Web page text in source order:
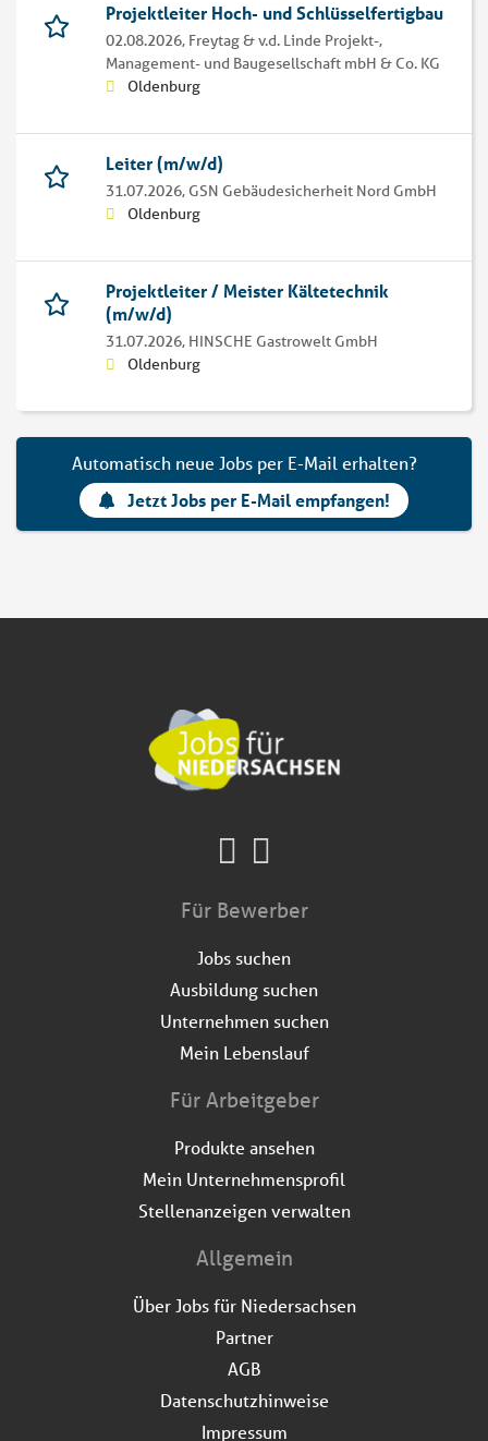
Projektleiter Hoch- und Schlüsselfertigbau
02.08.2026, Freytag & v.d. Linde Projekt-,
Management- und Baugesellschaft mbH & Co. KG
Oldenburg
Leiter (m/w/d)
31.07.2026, GSN Gebäudesicherheit Nord GmbH
Oldenburg
Projektleiter / Meister Kältetechnik
(m/w/d)
31.07.2026, HINSCHE Gastrowelt GmbH
Oldenburg
Automatisch neue Jobs per E-Mail erhalten?
Jetzt Jobs per E-Mail empfangen!
Für Bewerber
Jobs suchen
Ausbildung suchen
Unternehmen suchen
Mein Lebenslauf
Für Arbeitgeber
Produkte ansehen
Mein Unternehmensprofil
Stellenanzeigen verwalten
Allgemein
Über Jobs für Niedersachsen
Partner
AGB
Datenschutzhinweise
Impressum